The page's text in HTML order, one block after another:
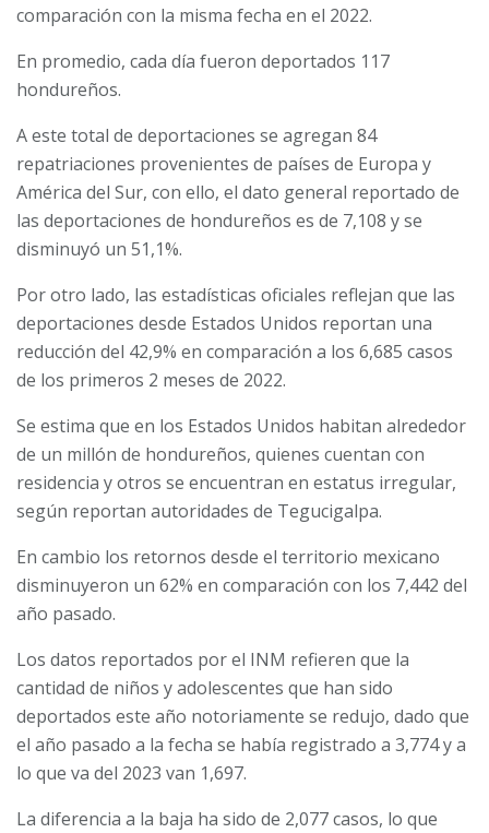
comparación con la misma fecha en el 2022.
En promedio, cada día fueron deportados 117
hondureños.
A este total de deportaciones se agregan 84
repatriaciones provenientes de países de Europa y
América del Sur, con ello, el dato general reportado de
las deportaciones de hondureños es de 7,108 y se
disminuyó un 51,1%.
Por otro lado, las estadísticas oficiales reflejan que las
deportaciones desde Estados Unidos reportan una
reducción del 42,9% en comparación a los 6,685 casos
de los primeros 2 meses de 2022.
Se estima que en los Estados Unidos habitan alrededor
de un millón de hondureños, quienes cuentan con
residencia y otros se encuentran en estatus irregular,
según reportan autoridades de Tegucigalpa.
En cambio los retornos desde el territorio mexicano
disminuyeron un 62% en comparación con los 7,442 del
año pasado.
Los datos reportados por el INM refieren que la
cantidad de niños y adolescentes que han sido
deportados este año notoriamente se redujo, dado que
el año pasado a la fecha se había registrado a 3,774 y a
lo que va del 2023 van 1,697.
La diferencia a la baja ha sido de 2,077 casos, lo que